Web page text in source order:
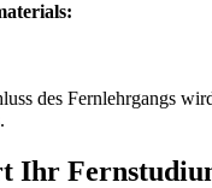
des Fernlehrgangs
Ihr